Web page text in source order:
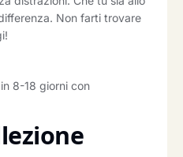
Non farti trovare
8-18 giorni con